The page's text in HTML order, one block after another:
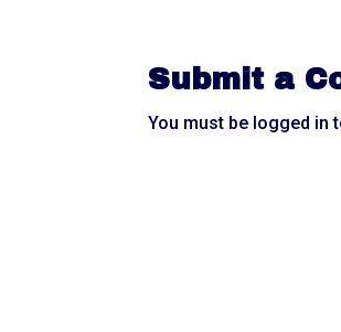
Submit a
You must be logged in